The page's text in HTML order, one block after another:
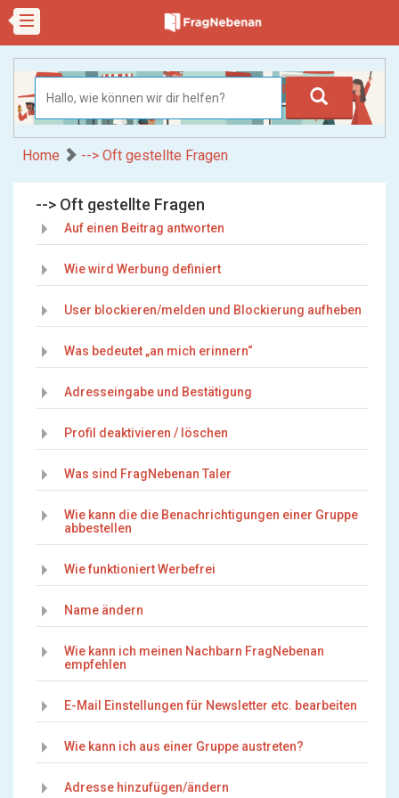
Home --> Oft gestellte Fragen
--> Oft gestellte Fragen
Auf einen Beitrag antworten
Wie wird Werbung definiert
User blockieren/melden und Blockierung aufheben
Was bedeutet „an mich erinnern“
Adresseingabe und Bestätigung
Profil deaktivieren / löschen
Was sind FragNebenan Taler
Wie kann die die Benachrichtigungen einer Gruppe
abbestellen
Wie funktioniert Werbefrei
Name ändern
Wie kann ich meinen Nachbarn FragNebenan
empfehlen
E-Mail Einstellungen für Newsletter etc. bearbeiten
Wie kann ich aus einer Gruppe austreten?
Adresse hinzufügen/ändern